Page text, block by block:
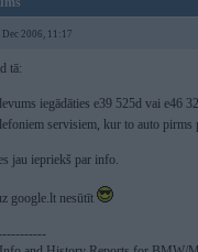
Dec 2006, 11:17
tā:
iegādāties e39 525d vai e46
servisiem, kur to auto
jau iepriekš par info.
google.lt nesūtīt